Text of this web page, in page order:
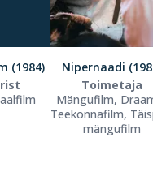
(1984)
Nipernaadi
Toimetaja
Mängufilm,
Teekonnafilm,
mängufilm